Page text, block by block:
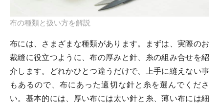
布の種類と扱い方を解説
布には、さまざまな種類があります。まずは、実際のお
裁縫に役立つように、布の厚みと針、糸の組み合せを紹
介します。どれかひとつ違うだけで、上手に縫えない事
もあるので、布にあった適切な針と糸を選んでくださ
い。基本的には、厚い布には太い針と糸、薄い布には細